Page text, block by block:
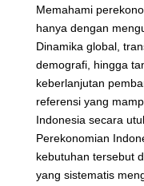
Memahami
hanya dengan
Dinamika global,
demografi, hingga
keberlanjutan
referensi yang
Indonesia secara
Perekonomian
kebutuhan tersebut
yang sistematis